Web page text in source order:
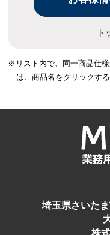
ト
※リスト内で、同一商品仕
は、商品名をクリックす
埼玉県さいた